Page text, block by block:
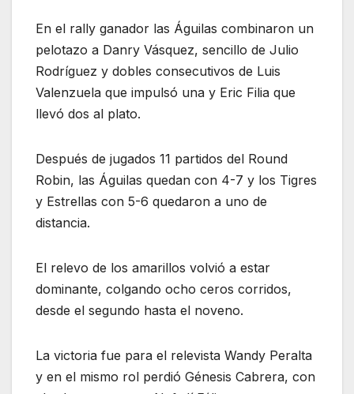
En el rally ganador las Águilas combinaron un
pelotazo a Danry Vásquez, sencillo de Julio
Rodríguez y dobles consecutivos de Luis
Valenzuela que impulsó una y Eric Filia que
llevó dos al plato.
Después de jugados 11 partidos del Round
Robin, las Águilas quedan con 4-7 y los Tigres
y Estrellas con 5-6 quedaron a uno de
distancia.
El relevo de los amarillos volvió a estar
dominante, colgando ocho ceros corridos,
desde el segundo hasta el noveno.
La victoria fue para el relevista Wandy Peralta
y en el mismo rol perdió Génesis Cabrera, con